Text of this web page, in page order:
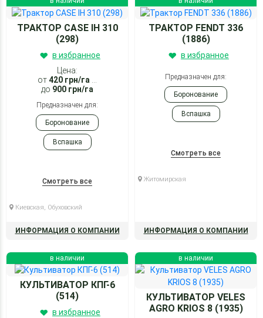
ТРАКТОР CASE IH 310
(298)
в избранное
Цена:
от420 грн/га
до 900 грн/га
Предназначен для:
Боронование
Вспашка
Посев
Смотреть все
Киевская, Обуховский
ИНФОРМАЦИЯ О КОМПАНИИ
ТРАКТОР FENDT 336
(1886)
в избранное
Предназначен для:
Боронование
Вспашка
Посев
Смотреть все
Житомирская
ИНФОРМАЦИЯ О КОМПАНИИ
в наличии
КУЛЬТИВАТОР КПГ-6
(514)
в избранное
в наличии
КУЛЬТИВАТОР VELES
AGRO KRIOS 8 (1935)